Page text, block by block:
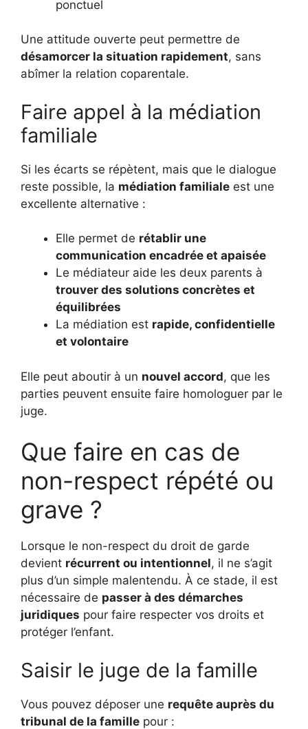
ponctuel
Une attitude ouverte peut permettre de
désamorcer la situation rapidement, sans
abîmer la relation coparentale.
Faire appel à la médiation
familiale
Si les écarts se répètent, mais que le dialogue
reste possible, la médiation familiale est une
excellente alternative :
Elle permet de rétablir une
communication encadrée et apaisée
Le médiateur aide les deux parents à
trouver des solutions concrètes et
équilibrées
La médiation est rapide, confidentielle
et volontaire
Elle peut aboutir à un nouvel accord, que les
parties peuvent ensuite faire homologuer par le
juge.
Que faire en cas de
non-respect répété ou
grave ?
Lorsque le non-respect du droit de garde
devient récurrent ou intentionnel, il ne s’agit
plus d’un simple malentendu. À ce stade, il est
nécessaire de passer à des démarches
juridiques pour faire respecter vos droits et
protéger l’enfant.
Saisir le juge de la famille
Vous pouvez déposer une requête auprès du
tribunal de la famille pour :